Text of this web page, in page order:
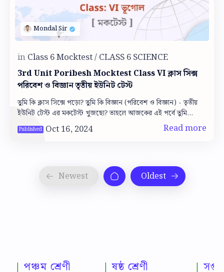
3rd Unit Poribesh Mocktest Class VI ক্লাস সিক্স
পরিবেশ ও বিজ্ঞান তৃতীয় ইউনিট টেস্ট
তুমি কি ক্লাস সিক্সে পড়ো? তুমি কি বিজ্ঞান (পরিবেশ ও বিজ্ঞান) - তৃতীয়
ইউনিট টেস্ট এর মকটেস্ট খুজছো? তাহলে আজকের এই পর্বে তুমি
পরিবেশ ও বিজ্ঞান …
পঞ্চম শ্রেণী ষষ্ঠ শ্রেণী